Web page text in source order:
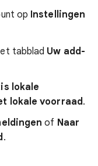
op Instellingen
tabblad Uw add-
lokale
lokale voorraad.
of Naar
.